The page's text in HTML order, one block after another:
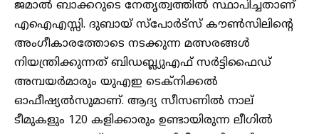
ജമാൽ ബാക്കറുടെ നേതൃത്വത്തിൽ സ്ഥാപിച്ചതാണ്
എഐഎസ്സി. ദുബായ് സ്പോർട്സ് കൗൺസിലിന്റെ
അംഗീകാരത്തോടെ നടക്കുന്ന മത്സരങ്ങൾ
നിയന്ത്രിക്കുന്നത് ബിഡബ്ല്യുഎഫ് സർട്ടിഫൈഡ്
അമ്പയർമാരും യുഎഇ ടെക്നിക്കൽ
ഓഫീഷ്യൽസുമാണ്. ആദ്യ സീസണിൽ നാല്
ടീമുകളും 120 കളിക്കാരും ഉണ്ടായിരുന്ന ലീഗിൽ